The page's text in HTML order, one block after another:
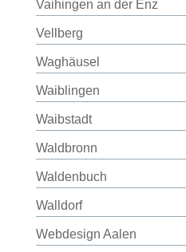
Vaihingen an der Enz
Vellberg
Waghäusel
Waiblingen
Waibstadt
Waldbronn
Waldenbuch
Walldorf
Webdesign Aalen